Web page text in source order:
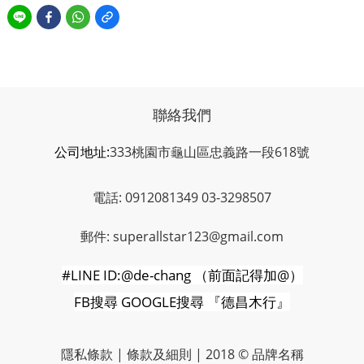
聯絡我們
公司地址:333桃園市龜山區忠義路一段618號
電話: 0912081349 03-3298507
郵件: superallstar123@gmail.com
#LINE ID:@de-chang （前面記得加@）
FB搜尋 GOOGLE搜尋 『德昌木行』
隱私條款 | 條款及細則 | 2018 © 品牌名稱